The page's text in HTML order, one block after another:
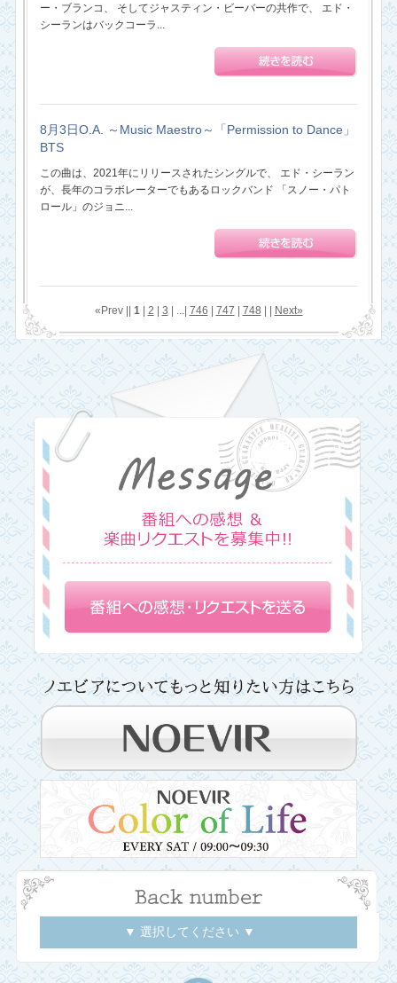
ー・ブランコ、 そしてジャスティン・ビーバーの共作で、 エド・
シーランはバックコーラ...
8月3日O.A. ～Music Maestro～「Permission to Dance」
BTS
この曲は、2021年にリリースされたシングルで、 エド・シーラン
が、長年のコラボレーターでもあるロックバンド 「スノー・パト
ロール」のジョニ...
«Prev || 1| 2 3 | ...| 746 747 748 Next»